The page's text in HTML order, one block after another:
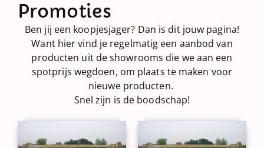
Promoties
Ben jij een koopjesjager? Dan is dit jouw pagina!
Want hier vind je regelmatig een aanbod van
producten uit de showrooms die we aan een
spotprijs wegdoen, om plaats te maken voor
nieuwe producten.
Snel zijn is de boodschap!